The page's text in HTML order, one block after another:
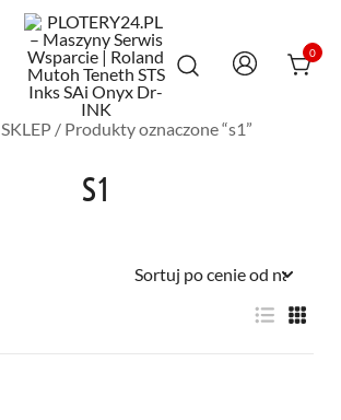
PLOTERY24.PL – MASZYNY SERWIS
STS INKS SAI ONYX DR-INK
Maszyny Serwis Wsparcie – Roland
0
SKLEP / Produkty oznaczone “s1”
S1